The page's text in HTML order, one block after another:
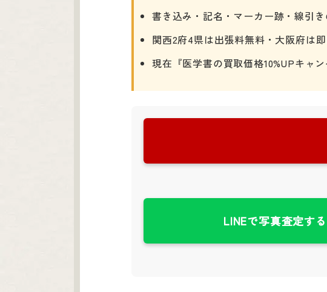
書き込み・記名・マーカー跡・線引
関西2府4県は出張料無料・大阪府は
現在『医学書の買取価格10%UPキャ
LINEで写真査定する